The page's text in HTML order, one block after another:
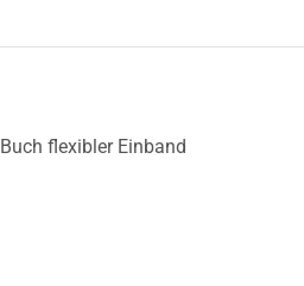
Buch flexibler Einband